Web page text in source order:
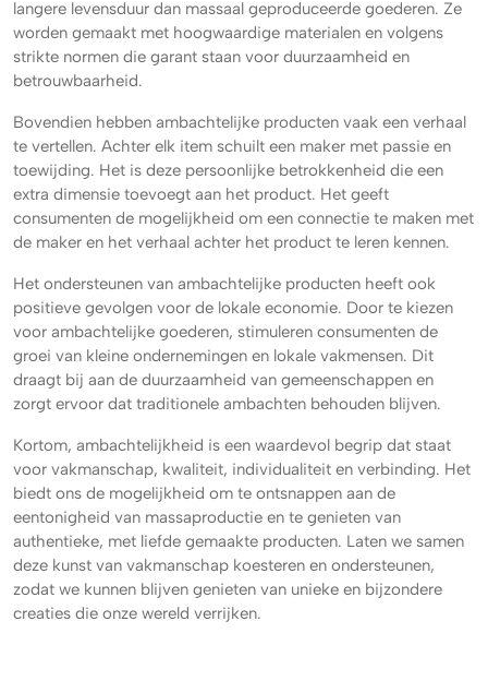
langere levensduur dan massaal geproduceerde goederen. Ze
worden gemaakt met hoogwaardige materialen en volgens
strikte normen die garant staan voor duurzaamheid en
betrouwbaarheid.
Bovendien hebben ambachtelijke producten vaak een verhaal
te vertellen. Achter elk item schuilt een maker met passie en
toewijding. Het is deze persoonlijke betrokkenheid die een
extra dimensie toevoegt aan het product. Het geeft
consumenten de mogelijkheid om een connectie te maken met
de maker en het verhaal achter het product te leren kennen.
Het ondersteunen van ambachtelijke producten heeft ook
positieve gevolgen voor de lokale economie. Door te kiezen
voor ambachtelijke goederen, stimuleren consumenten de
groei van kleine ondernemingen en lokale vakmensen. Dit
draagt bij aan de duurzaamheid van gemeenschappen en
zorgt ervoor dat traditionele ambachten behouden blijven.
Kortom, ambachtelijkheid is een waardevol begrip dat staat
voor vakmanschap, kwaliteit, individualiteit en verbinding. Het
biedt ons de mogelijkheid om te ontsnappen aan de
eentonigheid van massaproductie en te genieten van
authentieke, met liefde gemaakte producten. Laten we samen
deze kunst van vakmanschap koesteren en ondersteunen,
zodat we kunnen blijven genieten van unieke en bijzondere
creaties die onze wereld verrijken.